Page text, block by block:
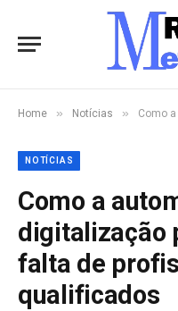
Home » Notícias » Como a
NOTÍCIAS
Como a
digitalização
falta de
qualificados